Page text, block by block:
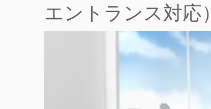
エントランス対応）